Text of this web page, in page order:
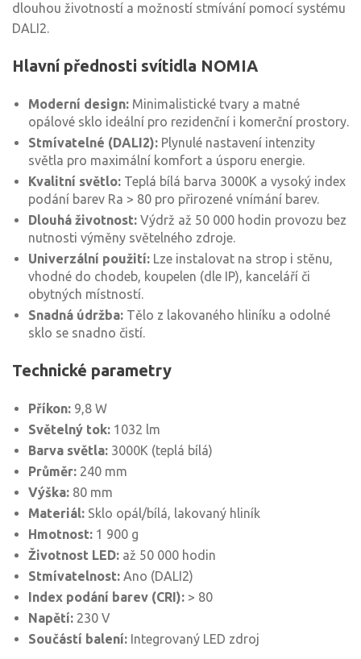
dlouhou životností a možností stmívání pomocí systému
DALI2.
Hlavní přednosti svítidla NOMIA
Moderní design: Minimalistické tvary a matné
opálové sklo ideální pro rezidenční i komerční prostory.
Stmívatelné (DALI2): Plynulé nastavení intenzity
světla pro maximální komfort a úsporu energie.
Kvalitní světlo: Teplá bílá barva 3000K a vysoký index
podání barev Ra > 80 pro přirozené vnímání barev.
Dlouhá životnost: Výdrž až 50 000 hodin provozu bez
nutnosti výměny světelného zdroje.
Univerzální použití: Lze instalovat na strop i stěnu,
vhodné do chodeb, koupelen (dle IP), kanceláří či
obytných místností.
Snadná údržba: Tělo z lakovaného hliníku a odolné
sklo se snadno čistí.
Technické parametry
Příkon: 9,8 W
Světelný tok: 1032 lm
Barva světla: 3000K (teplá bílá)
Průměr: 240 mm
Výška: 80 mm
Materiál: Sklo opál/bílá, lakovaný hliník
Hmotnost: 1 900 g
Životnost LED: až 50 000 hodin
Stmívatelnost: Ano (DALI2)
Index podání barev (CRI): > 80
Napětí: 230 V
Součástí balení: Integrovaný LED zdroj